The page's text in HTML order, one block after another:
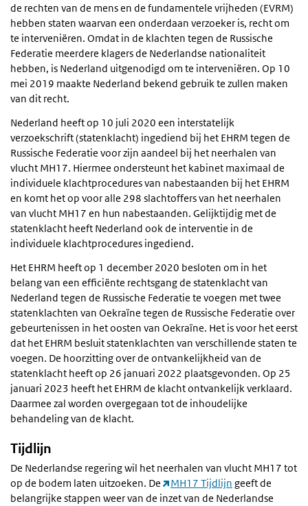
de rechten van de mens en de fundamentele vrijheden (EVRM)
hebben staten waarvan een onderdaan verzoeker is, recht om
te interveniëren. Omdat in de klachten tegen de Russische
Federatie meerdere klagers de Nederlandse nationaliteit
hebben, is Nederland uitgenodigd om te interveniëren. Op 10
mei 2019 maakte Nederland bekend gebruik te zullen maken
van dit recht.
Nederland heeft op 10 juli 2020 een interstatelijk
verzoekschrift (statenklacht) ingediend bij het EHRM tegen de
Russische Federatie voor zijn aandeel bij het neerhalen van
vlucht MH17. Hiermee ondersteunt het kabinet maximaal de
individuele klachtprocedures van nabestaanden bij het EHRM
en komt het op voor alle 298 slachtoffers van het neerhalen
van vlucht MH17 en hun nabestaanden. Gelijktijdig met de
statenklacht heeft Nederland ook de interventie in de
individuele klachtprocedures ingediend.
Het EHRM heeft op 1 december 2020 besloten om in het
belang van een efficiënte rechtsgang de statenklacht van
Nederland tegen de Russische Federatie te voegen met twee
statenklachten van Oekraïne tegen de Russische Federatie over
gebeurtenissen in het oosten van Oekraïne. Het is voor het eerst
dat het EHRM besluit statenklachten van verschillende staten te
voegen. De hoorzitting over de ontvankelijkheid van de
statenklacht heeft op 26 januari 2022 plaatsgevonden. Op 25
januari 2023 heeft het EHRM de klacht ontvankelijk verklaard.
Daarmee zal worden overgegaan tot de inhoudelijke
behandeling van de klacht.
Tijdlijn
De Nederlandse regering wil het neerhalen van vlucht MH17 tot
op de bodem laten uitzoeken. De
MH17 Tijdlijn geeft de
belangrijke stappen weer van de inzet van de Nederlandse